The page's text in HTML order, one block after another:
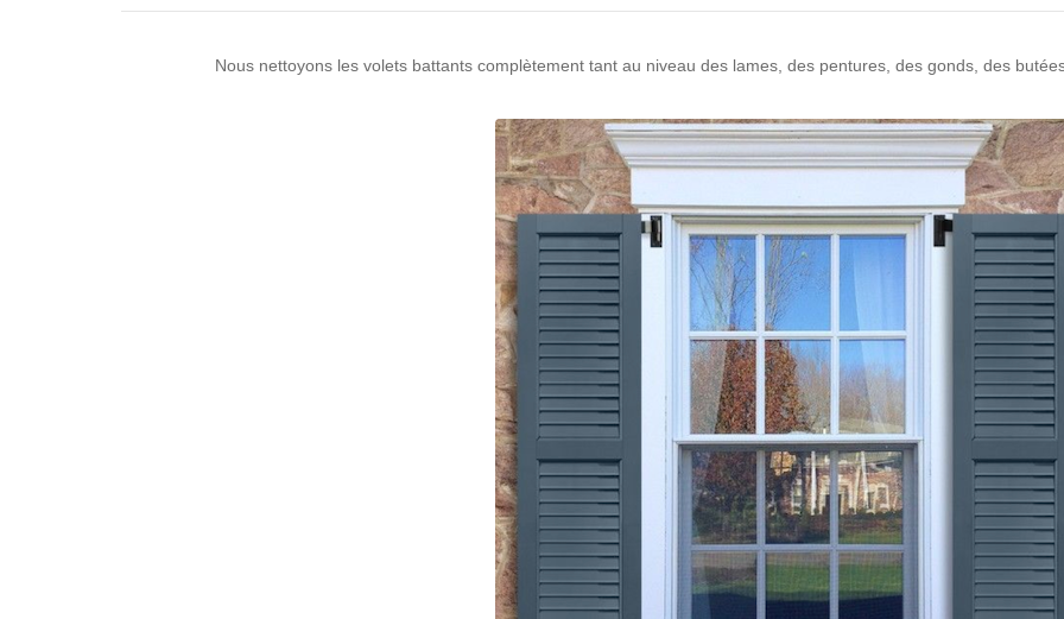
Nous nettoyons les volets battants complètement tant au niveau des lames, des pentures, des gonds, des